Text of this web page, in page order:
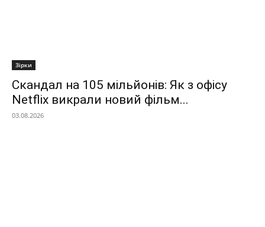
Зірки
Скандал на 105 мільйонів: Як з офісу
Netflix викрали новий фільм...
03.08.2026